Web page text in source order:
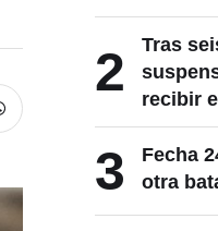
2
Tras
recibir
3
Fecha
otra